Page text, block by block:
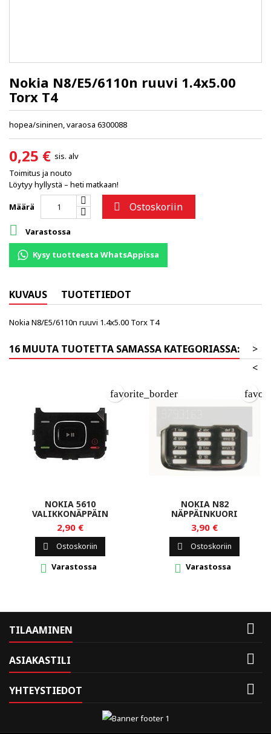
Nokia N8/E5/6110n ruuvi 1.4x5.00
Torx T4
hopea/sininen, varaosa 6300088
0,25 € sis. alv
Toimitus ja nouto
Löytyy hyllystä – heti matkaan!
Määrä  Ostoskoriin
 Varastossa
Kysy tuotteesta WhatsAppissa
KUVAUS TUOTETIEDOT
Nokia N8/E5/6110n ruuvi 1.4x5.00 Torx T4
16 MUUTA TUOTETTA SAMASSA KATEGORIASSA:
>
<
NOKIA 5610
VALIKKONÄPPÄIN
2,90 €
 Ostoskoriin
 Varastossa
favorite_border
NOKIA N82
NÄPPÄINKUORI
3,90 €
 Ostoskoriin
 Varastossa
TILAAMINEN 
ASIAKASTILI 
YHTEYSTIEDOT 